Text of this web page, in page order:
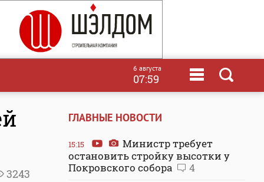
6 августа
07:59
3243
ГЛАВНЫЕ НОВОСТИ
15:15
Министр требует
остановить стройку высотки у
Покровского собора
4